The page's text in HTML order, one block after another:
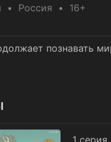
Россия 16+
познавать
1 серия